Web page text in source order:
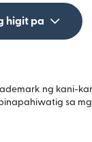
higit pa
ng kani-
sa